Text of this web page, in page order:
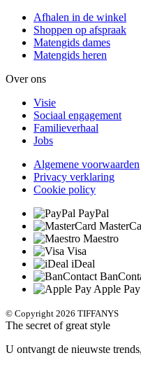
Afhalen in de winkel
Shoppen op afspraak
Matengids dames
Matengids heren
Over ons
Visie
Sociaal engagement
Familieverhaal
Jobs
Algemene voorwaarden
Privacy verklaring
Cookie policy
PayPal
Maestro
Visa
iDeal
Apple Pay
© Copyright 2026 TIFFANYS
The secret of great style
U ontvangt de nieuwste